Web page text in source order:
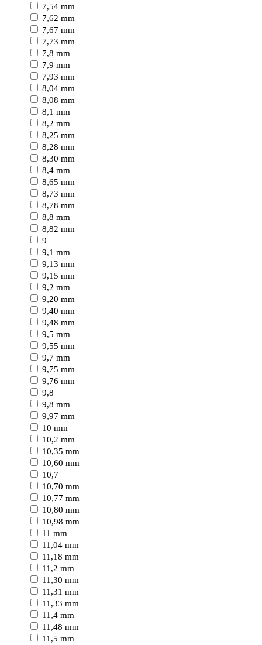
7,54 mm
7,62 mm
7,67 mm
7,73 mm
7,8 mm
7,9 mm
7,93 mm
8,04 mm
8,08 mm
8,1 mm
8,2 mm
8,25 mm
8,28 mm
8,30 mm
8,4 mm
8,65 mm
8,73 mm
8,78 mm
8,8 mm
8,82 mm
9
9,1 mm
9,13 mm
9,15 mm
9,2 mm
9,20 mm
9,40 mm
9,48 mm
9,5 mm
9,55 mm
9,7 mm
9,75 mm
9,76 mm
9,8
9,8 mm
9,97 mm
10 mm
10,2 mm
10,35 mm
10,60 mm
10,7
10,70 mm
10,77 mm
10,80 mm
10,98 mm
11 mm
11,04 mm
11,18 mm
11,2 mm
11,30 mm
11,31 mm
11,33 mm
11,4 mm
11,48 mm
11,5 mm